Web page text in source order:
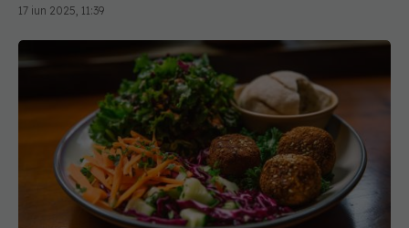
17 iun 2025, 11:39